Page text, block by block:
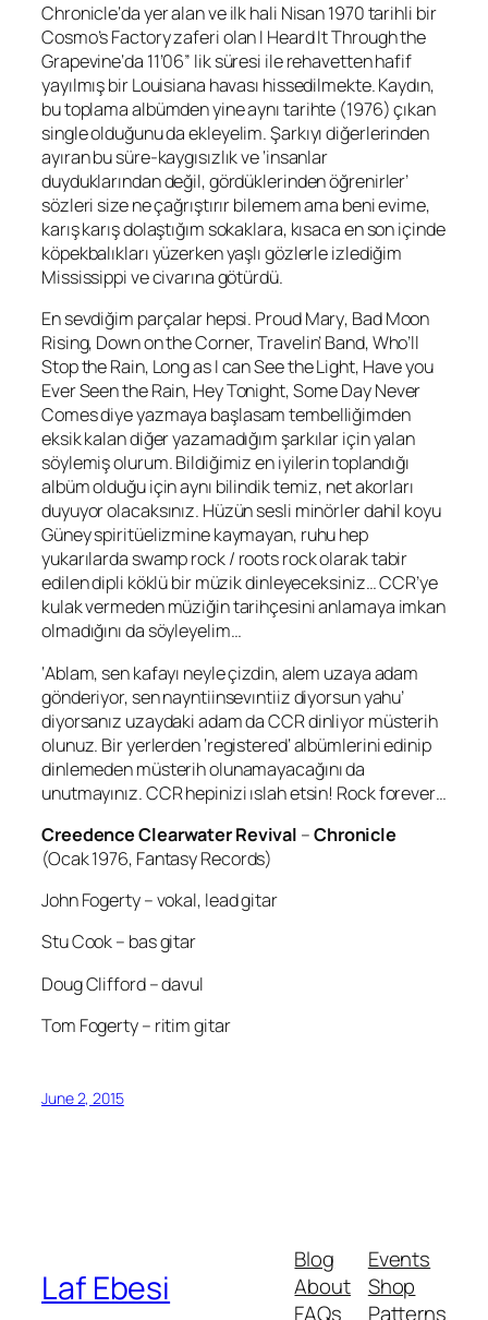
Chronicle‘da yer alan ve ilk hali Nisan 1970 tarihli bir
Cosmo’s Factoryzaferi olanI Heard It Through the
Grapevine‘da 11’06” lik süresi ile rehavetten hafif
yayılmış bir Louisiana havası hissedilmekte. Kaydın,
bu toplama albümden yine aynı tarihte (1976) çıkan
singleolduğunu da ekleyelim. Şarkıyı diğerlerinden
ayıran bu süre-kaygısızlık ve ‘insanlar
duyduklarından değil, gördüklerinden öğrenirler’
sözleri size ne çağrıştırır bilemem ama beni evime,
karış karış dolaştığım sokaklara, kısaca en son içinde
köpekbalıkları yüzerken yaşlı gözlerle izlediğim
Mississippi ve civarına götürdü.
En sevdiğim parçalar hepsi. Proud Mary, Bad Moon
Rising, Down on the Corner,Travelin’ Band,Who’ll
Stop the Rain, Long as I can See the Light, Have you
Ever Seen the Rain, Hey Tonight,Some Day Never
Comesdiye yazmaya başlasam tembelliğimden
eksik kalan diğer yazamadığım şarkılar için yalan
söylemiş olurum. Bildiğimiz en iyilerin toplandığı
albüm olduğu için aynı bilindik temiz, net akorları
duyuyor olacaksınız. Hüzün sesli minörler dahil koyu
Güney spiritüelizmine kaymayan, ruhu hep
yukarılarda swamp rock/ roots rockolarak tabir
edilen dipli köklü bir müzik dinleyeceksiniz… CCR’ye
kulak vermeden müziğin tarihçesini anlamaya imkan
olmadığını da söyleyelim…
‘Ablam, sen kafayı neyle çizdin, alem uzaya adam
gönderiyor, sen nayntiinsevıntiiz diyorsun yahu’
diyorsanız uzaydaki adam da CCR dinliyor müsterih
olunuz. Bir yerlerden ‘registered‘ albümlerini edinip
dinlemeden müsterih olunamayacağını da
unutmayınız. CCR hepinizi ıslah etsin! Rock forever…
Creedence Clearwater Revival –Chronicle
(Ocak 1976, Fantasy Records)
John Fogerty– vokal, leadgitar
Stu Cook– bas gitar
Doug Clifford– davul
Tom Fogerty– ritim gitar
June 2, 2015
Laf Ebesi
Blog
About
FAQs
Events
Shop
Patterns